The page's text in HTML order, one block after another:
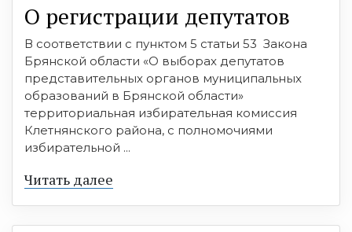
О регистрации депутатов
В соответствии с пунктом 5 статьи 53 Закона
Брянской области «О выборах депутатов
представительных органов муниципальных
образований в Брянской области»
территориальная избирательная комиссия
Клетнянского района, с полномочиями
избирательной ...
Читать далее